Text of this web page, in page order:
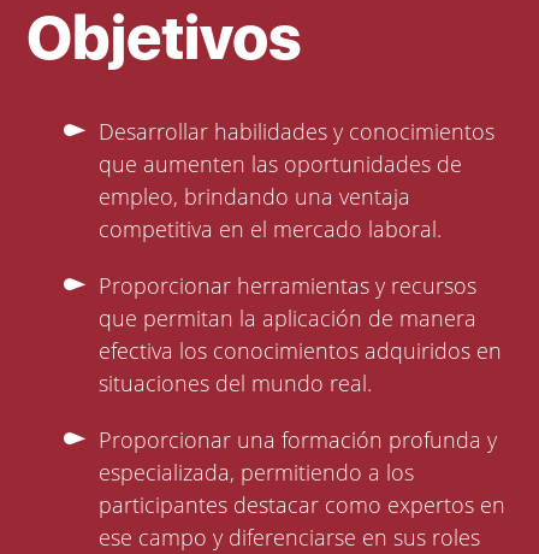
Objetivos
Desarrollar habilidades y conocimientos
que aumenten las oportunidades de
empleo, brindando una ventaja
competitiva en el mercado laboral.
Proporcionar herramientas y recursos
que permitan la aplicación de manera
efectiva los conocimientos adquiridos en
situaciones del mundo real.
Proporcionar una formación profunda y
especializada, permitiendo a los
participantes destacar como expertos en
ese campo y diferenciarse en sus roles